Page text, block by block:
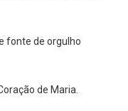
fonte de orgulho
de Maria.